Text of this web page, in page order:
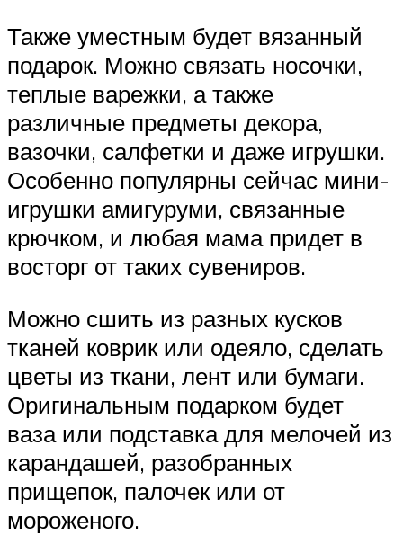
Также уместным будет вязанный
подарок. Можно связать носочки,
теплые варежки, а также
различные предметы декора,
вазочки, салфетки и даже игрушки.
Особенно популярны сейчас мини-
игрушки амигуруми, связанные
крючком, и любая мама придет в
восторг от таких сувениров.
Можно сшить из разных кусков
тканей коврик или одеяло, сделать
цветы из ткани, лент или бумаги.
Оригинальным подарком будет
ваза или подставка для мелочей из
карандашей, разобранных
прищепок, палочек или от
мороженого.